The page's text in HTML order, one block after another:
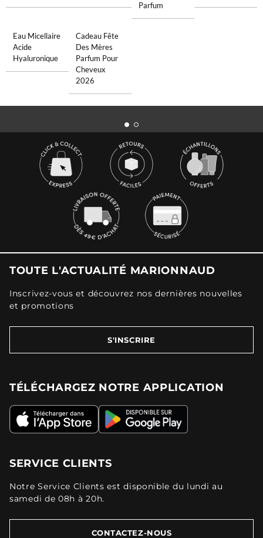
Parfum
Eau Micellaire
Acide
Hyaluronique
Cadeau Fête
Des Mères
Parfum Pour
Cheveux
2026
TOUTE L'ACTUALITÉ MARIONNAUD
Inscrivez-vous et découvrez nos dernières nouvelles
et promotions
S'INSCRIRE
TÉLÉCHARGEZ NOTRE APPLICATION
SERVICE CLIENTS
Notre Service Clients est disponible du lundi au
samedi de 08h à 20h.
CONTACTEZ-NOUS